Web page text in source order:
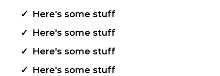
Here's some stuff
Here's some stuff
Here's some stuff
Here's some stuff